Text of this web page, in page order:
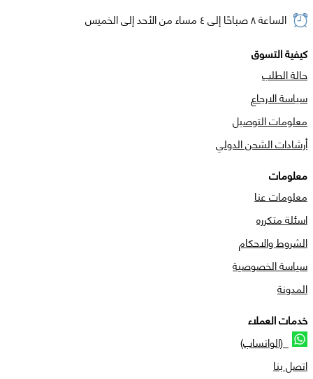
الساعة ٨ صباحًا إلى ٤ مساء من الأحد إلى الخميس
كيفية التسوق
حالة الطلب
سياسة الارجاع
معلومات التوصيل
أرشادات الشحن الدولي
معلومات
معلومات عنا
اسئلة متكرره
الشروط والاحكام
سياسة الخصوصية
المدونة
خدمات العملاء
(الواتساب)
اتصل بنا